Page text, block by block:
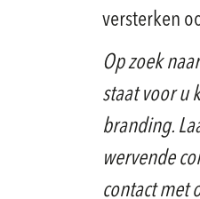
versterken
Op zoek
staat voor u
branding.
wervende
contact met